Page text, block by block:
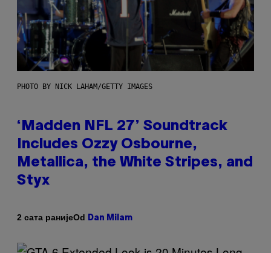
PHOTO BY NICK LAHAM/GETTY IMAGES
‘Madden NFL 27’ Soundtrack
Includes Ozzy Osbourne,
Metallica, the White Stripes, and
Styx
2 сата ранијеOd Dan Milam